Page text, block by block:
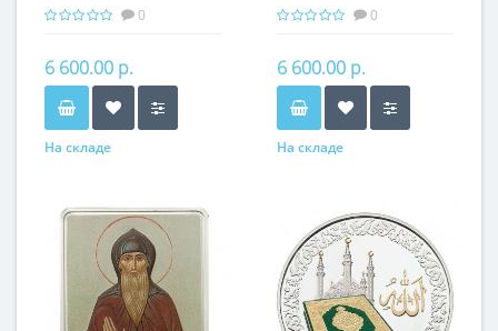
икона имени0
6 600.00 р.
На складе
гр - подарок икона имени
0
6 600.00 р.
На складе